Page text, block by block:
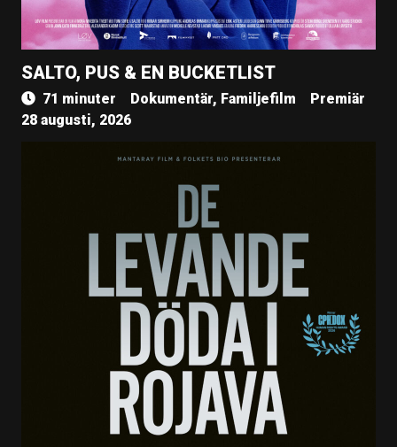
SALTO, PUS & EN BUCKETLIST
71 minuter Dokumentär, Familjefilm
Premiär
28 augusti, 2026